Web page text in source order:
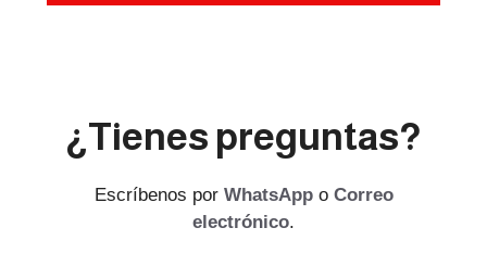
¿Tienes preguntas?
Escríbenos por WhatsAppo Correo
electrónico.